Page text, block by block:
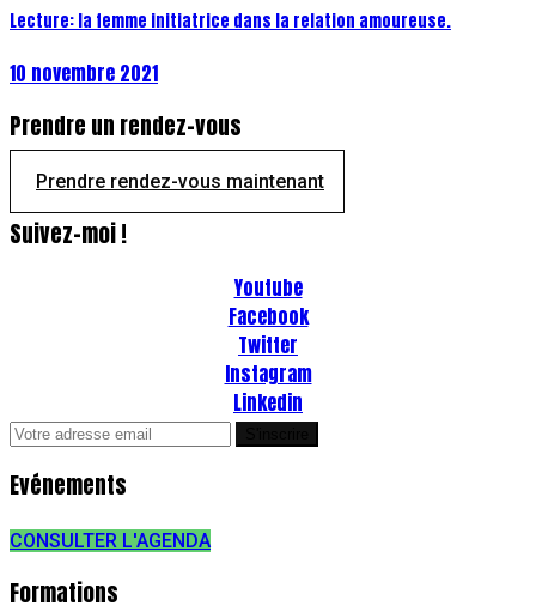
Lecture: la femme initiatrice dans la relation amoureuse.
10 novembre 2021
Prendre un rendez-vous
Prendre rendez-vous maintenant
Suivez-moi !
Youtube
Facebook
Twitter
Instagram
Linkedin
Evénements
CONSULTER L'AGENDA
Formations